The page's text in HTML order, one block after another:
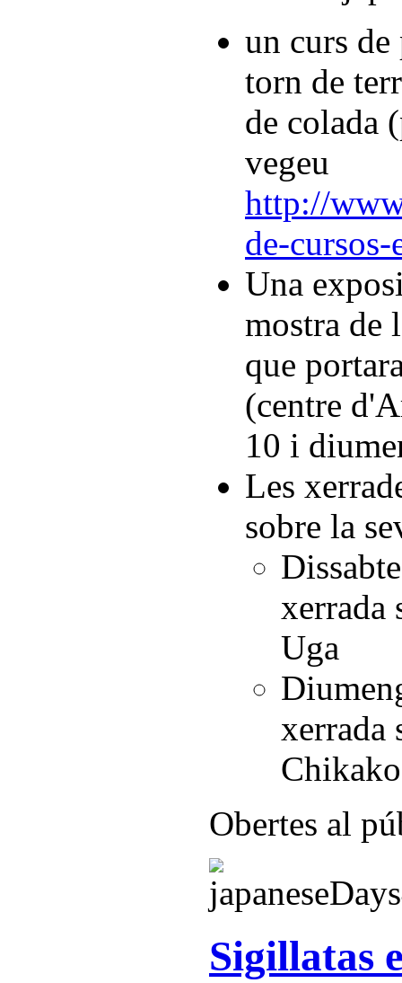
un curs
torn de
de colada
vegeu
http://
de-
Una
mostra de
que
(centre
10 i
Les
sobre la
xerrada
Uga
xerrada
Obertes al
Sigillatas